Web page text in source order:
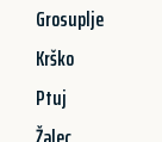
Grosuplje
Krško
Ptuj